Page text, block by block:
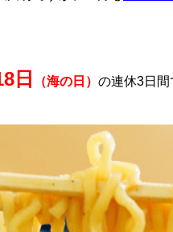
日 （海の日） の連休3日間